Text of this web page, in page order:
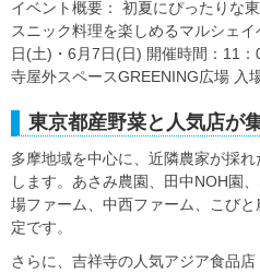
イベント概要： 初夏にぴったりな
スニック料理を楽しめるマルシェ
日(土)・6月7日(日) 開催時間：11
寺屋外スペースGREENING広場 入
東京都産野菜と人気店が
多摩地域を中心に、近隣農家が採
します。あさみ農園、田中NOH園
場ファーム、中西ファーム、こび
定です。
さらに、吉祥寺の人気アジア食品